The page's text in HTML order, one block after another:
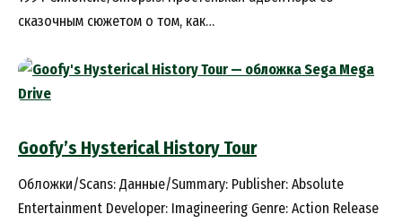
сказочным сюжетом о том, как…
Goofy’s Hysterical History Tour
Обложки/Scans: Данные/Summary: Publisher: Absolute
Entertainment Developer: Imagineering Genre: Action Release